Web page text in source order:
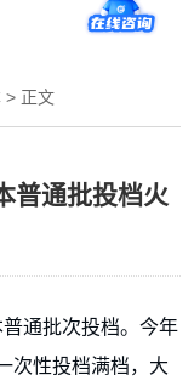
> 正文
普通批投档火
通批次投档。今年
次性投档满档，大